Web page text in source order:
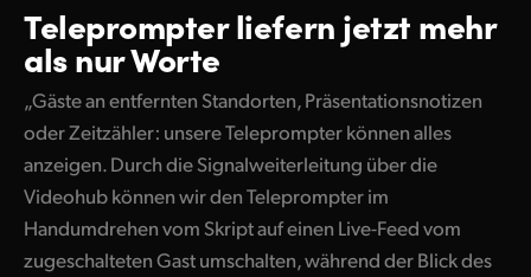
Teleprompter liefern jetzt mehr
als nur Worte
„Gäste an entfernten Standorten, Präsentationsnotizen
oder Zeitzähler: unsere Teleprompter können alles
anzeigen. Durch die Signalweiterleitung über die
Videohub können wir den Teleprompter im
Handumdrehen vom Skript auf einen Live-Feed vom
zugeschalteten Gast umschalten, während der Blick des